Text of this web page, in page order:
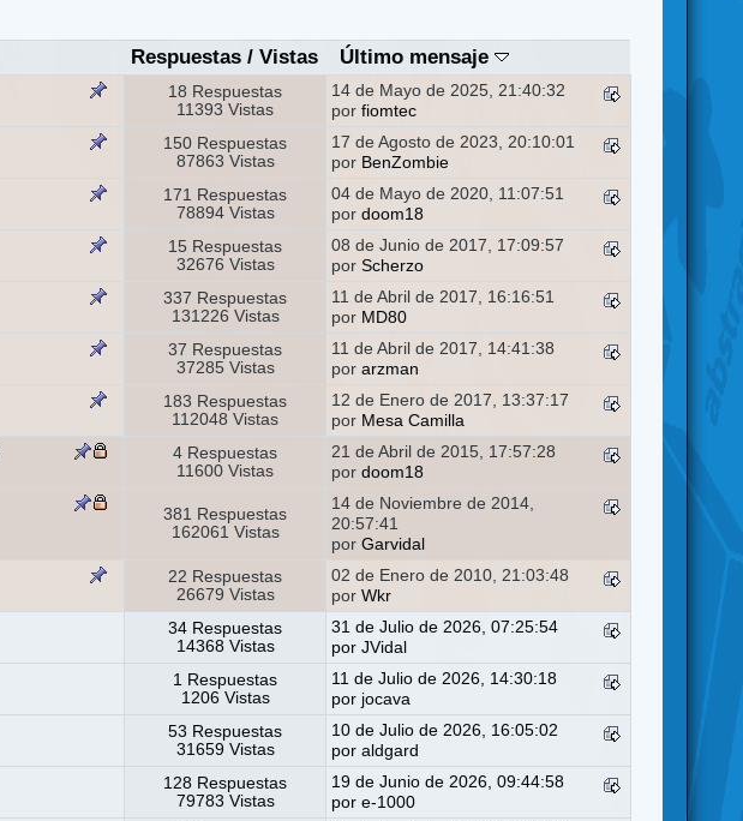
Respuestas /Vistas Último mensaje
18 Respuestas
11393 Vistas
14 de Mayo de 2025, 21:40:32
porfiomtec
150 Respuestas
87863 Vistas
17 de Agosto de 2023, 20:10:01
por BenZombie
171 Respuestas
78894 Vistas
04 de Mayo de 2020, 11:07:51
pordoom18
15 Respuestas
32676 Vistas
08 de Junio de 2017, 17:09:57
porScherzo
337 Respuestas
131226 Vistas
11 de Abril de 2017, 16:16:51
por MD80
37 Respuestas
37285 Vistas
11 de Abril de 2017, 14:41:38
porarzman
183 Respuestas
112048 Vistas
12 de Enero de 2017, 13:37:17
por Mesa Camilla
4 Respuestas
11600 Vistas
21 de Abril de 2015, 17:57:28
pordoom18
381 Respuestas
162061 Vistas
14 de Noviembre de 2014,
20:57:41
porGarvidal
22 Respuestas
26679 Vistas
02 de Enero de 2010, 21:03:48
porWkr
34 Respuestas
14368 Vistas
31 de Julio de 2026, 07:25:54
porJVidal
1 Respuestas
1206 Vistas
11 de Julio de 2026, 14:30:18
por jocava
53 Respuestas
31659 Vistas
10 de Julio de 2026, 16:05:02
poraldgard
128 Respuestas
79783 Vistas
19 de Junio de 2026, 09:44:58
pore-1000